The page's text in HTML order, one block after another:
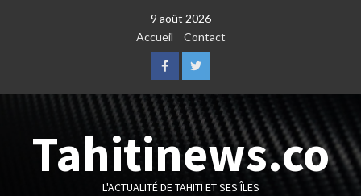
9 août 2026
Accueil
Contact
FacebookTwitter
Tahitinews.co
L'ACTUALITÉ DE TAHITI ET SES ÎLES